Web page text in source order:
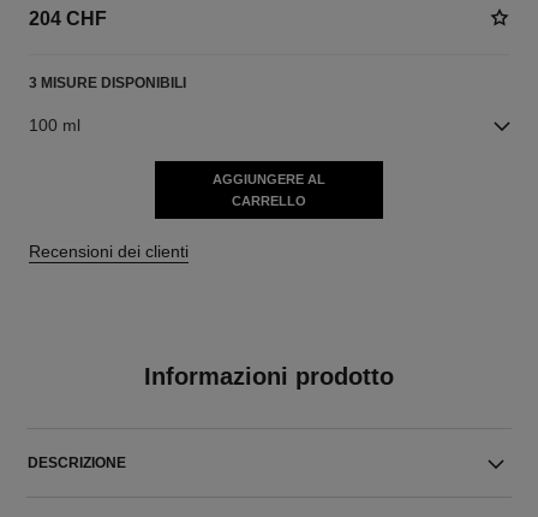
204 CHF
3 MISURE DISPONIBILI
100 ml
AGGIUNGERE AL
CARRELLO
Recensioni dei clienti
Informazioni prodotto
DESCRIZIONE